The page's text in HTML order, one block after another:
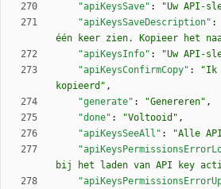
"apiKeysSave" : "Uw API-
"apiKeysSaveDescription" :
één keer zien. Kopieer het
"apiKeysInfo" : "Uw API-
"apiKeysConfirmCopy" :
"Ik
kopieerd" ,
"generate" : "Genereren" ,
"done" : "Voltooid" ,
"apiKeysSeeAll" : "Alle
bij het laden van API key